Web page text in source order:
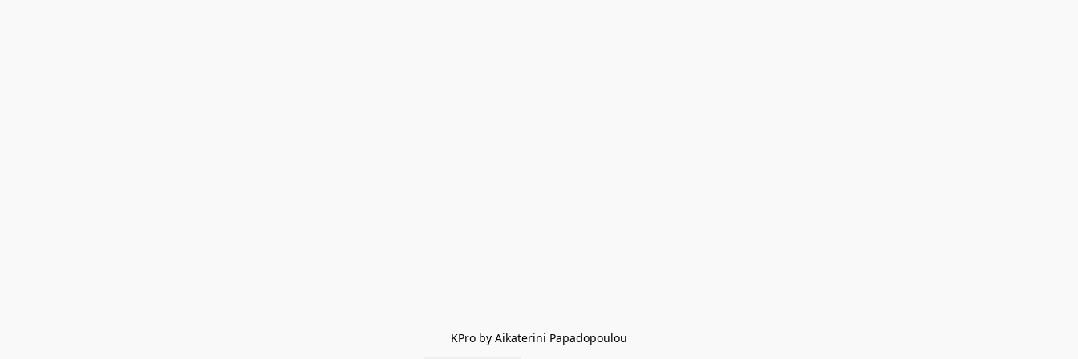
KPro by Aikaterini Papadopoulou